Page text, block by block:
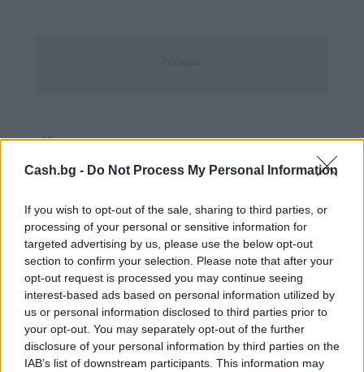
Cash.bg - Do Not Process My Personal Information
If you wish to opt-out of the sale, sharing to third parties, or
processing of your personal or sensitive information for
targeted advertising by us, please use the below opt-out
section to confirm your selection. Please note that after your
opt-out request is processed you may continue seeing
interest-based ads based on personal information utilized by
us or personal information disclosed to third parties prior to
your opt-out. You may separately opt-out of the further
disclosure of your personal information by third parties on the
IAB’s list of downstream participants. This information may
НАЙ-ЧЕТЕНО ОТМЕБЕЛНА И
ДЪРВООБРАБОТВАЩА